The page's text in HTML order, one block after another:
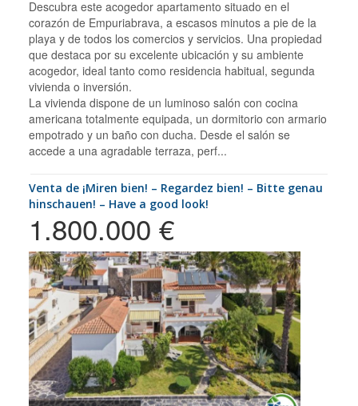
Descubra este acogedor apartamento situado en el
corazón de Empuriabrava, a escasos minutos a pie de la
playa y de todos los comercios y servicios. Una propiedad
que destaca por su excelente ubicación y su ambiente
acogedor, ideal tanto como residencia habitual, segunda
vivienda o inversión.
La vivienda dispone de un luminoso salón con cocina
americana totalmente equipada, un dormitorio con armario
empotrado y un baño con ducha. Desde el salón se
accede a una agradable terraza, perf...
Venta de ¡Miren bien! – Regardez bien! – Bitte genau
hinschauen! – Have a good look!
1.800.000 €